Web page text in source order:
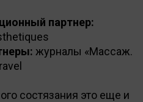
партнер:
журналы «Массаж.
состязания это еще и